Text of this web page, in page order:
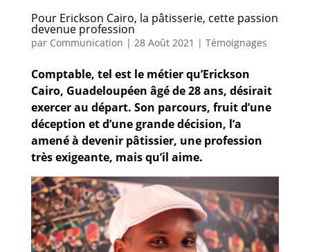
Pour Erickson Cairo, la pâtisserie, cette passion
devenue profession
par Communication | 28 Août 2021 | Témoignages
Comptable, tel est le métier qu’Erickson
Cairo, Guadeloupéen âgé de 28 ans, désirait
exercer au départ. Son parcours, fruit d’une
déception et d’une grande décision, l’a
amené à devenir pâtissier, une profession
très exigeante, mais qu’il aime.